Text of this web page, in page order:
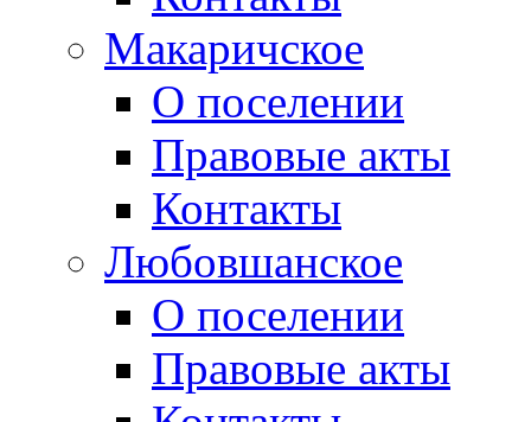
Макаричское
О поселении
Правовые акты
Контакты
Любовшанское
О поселении
Правовые акты